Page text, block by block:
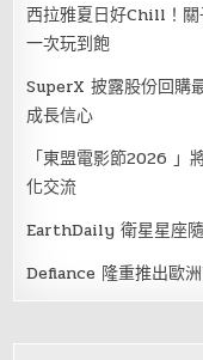
西拉雅夏日好Chill！
一次玩到飽
SuperX 披露股份回購
成長信心
「東盟電影節2026 」
化交流
EarthDaily 衛星星座
Defiance 隆重推出歐